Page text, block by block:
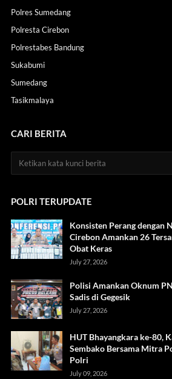
Polres Sumedang
Polresta Cirebon
Polrestabes Bandung
Sukabumi
Sumedang
Tasikmalaya
CARI BERITA
POLRI TERUPDATE
Konsisten Perang dengan
Cirebon Amankan 26
Obat Keras
July 27, 2026
Polisi Amankan Oknum
Sadis di Gegesik
July 27, 2026
HUT Bhayangkara ke-80,
Sembako Bersama Mitra
Polri
July 09, 2026